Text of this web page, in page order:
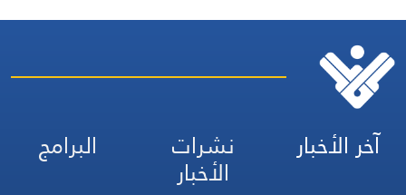
آخر الأخبار نشرات
الأخبار
البرامج